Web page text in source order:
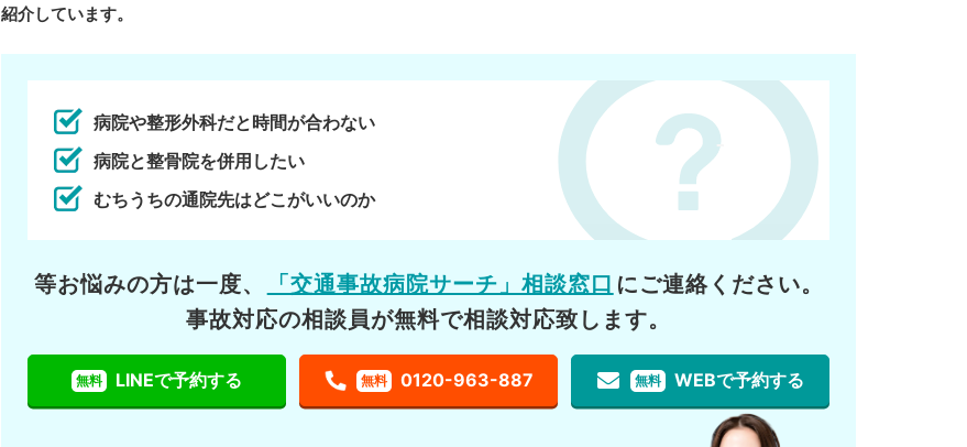
紹介しています。
病院や整形外科だと時間が合わない
病院と整骨院を併用したい
むちうちの通院先はどこがいいのか
等お悩みの方は一度、 「交通事故病院サーチ」相談窓口 にご連絡ください。
事故対応の相談員が無料で相談対応致します。
無料 LINEで予約する 無料 0120-963-887 無料 WEBで予約する